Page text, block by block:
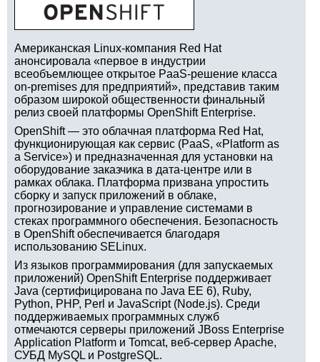
Американская Linux-компания Red Hat
анонсировала «первое в индустрии
всеобъемлющее открытое PaaS-решение класса
on-premises для предприятий», представив таким
образом широкой общественности финальный
релиз своей платформы OpenShift Enterprise.
OpenShift — это облачная платформа Red Hat,
функционирующая как сервис (PaaS, «Platform as
a Service») и предназначенная для установки на
оборудование заказчика в дата-центре или в
рамках облака. Платформа призвана упростить
сборку и запуск приложений в облаке,
прогнозирование и управление системами в
стеках программного обеспечения. Безопасность
в OpenShift обеспечивается благодаря
использованию SELinux.
Из языков программирования (для запускаемых
приложений) OpenShift Enterprise поддерживает
Java (сертифицирована по Java EE 6), Ruby,
Python, PHP, Perl и JavaScript (Node.js). Среди
поддерживаемых программных служб
отмечаются серверы приложений JBoss Enterprise
Application Platform и Tomcat, веб-сервер Apache,
СУБД MySQL и PostgreSQL.